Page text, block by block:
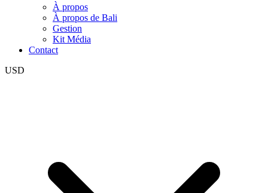
À propos
À propos de Bali
Gestion
Kit Média
Contact
USD